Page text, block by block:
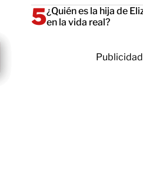
¿Quién es la hija de
en la vida real?
Publicidad